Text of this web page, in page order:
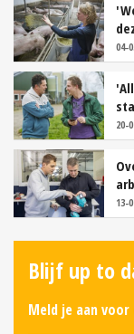
04-
20-
13-
Blijf up to
Meld je aan